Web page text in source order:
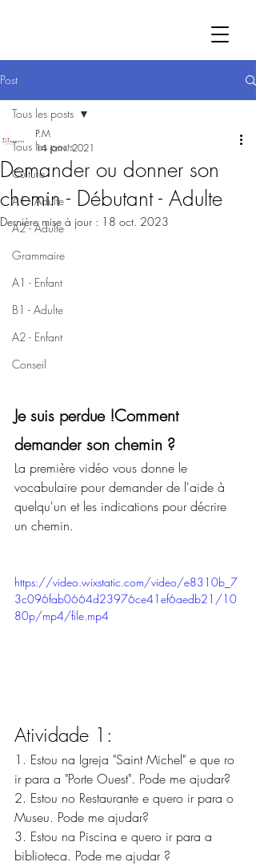
Post
Tous les posts
Culture
A1 - Adulte
A2 - Adulte
Grammaire
A1 - Enfant
B1 - Adulte
A2 - Enfant
Conseil
Tous les posts
Demander ou donner son
chemin - Débutant - Adulte
P.M
14 janv. 2021
Dernière mise à jour : 18 oct. 2023
Je suis perdue !Comment
demander son chemin ?
La première vidéo vous donne le
vocabulaire pour demander de l'aide à
quelqu'un et les indications pour décrire
un chemin.
https://video.wixstatic.com/video/e8310b_7
3c096fab0664d23976ce41ef6aedb21/10
80p/mp4/file.mp4
Atividade 1:
1. Estou na Igreja "Saint Michel" e que ro
ir para a "Porte Ouest". Pode me ajudar?
2. Estou no Restaurante e quero ir para o
Museu. Pode me ajudar?
3. Estou na Piscina e quero ir para a
biblioteca. Pode me ajudar ?